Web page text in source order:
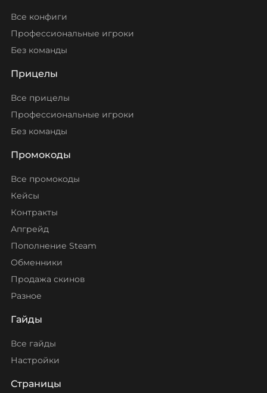
Все конфиги
Профессиональные игроки
Без команды
Прицелы
Все прицелы
Профессиональные игроки
Без команды
Промокоды
Все промокоды
Кейсы
Контракты
Апгрейд
Пополнение Steam
Обменники
Продажа скинов
Разное
Гайды
Все гайды
Настройки
Страницы